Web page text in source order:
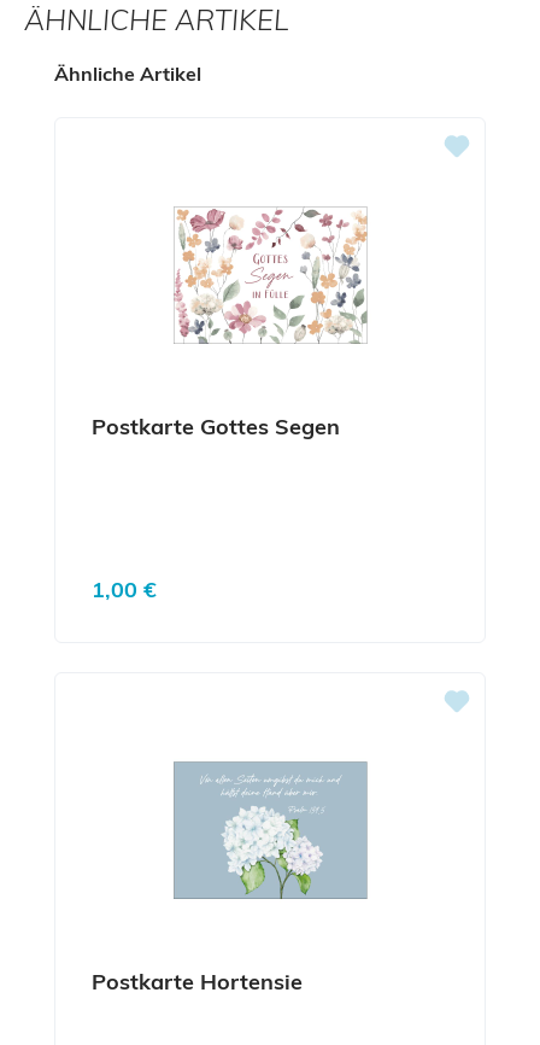
ÄHNLICHE ARTIKEL
Produktgalerie überspringen
Ähnliche Artikel
Postkarte Gottes Segen
Regulärer Preis:
1,00 €
Postkarte Hortensie